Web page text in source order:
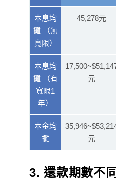
本息均
攤 （無
寬限）
45,278元
本息均
攤 （有
寬限1
年）
元
本金均
攤
元
3. 還款期數不